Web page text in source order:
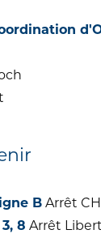
B Arrêt
3, 8 Arrêt